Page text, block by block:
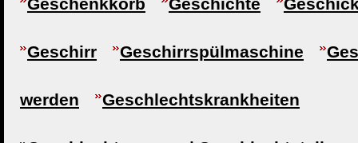
Geschenkkorb Geschichte
Geschirr Geschirrspülmaschine
werden Geschlechtskrankheiten